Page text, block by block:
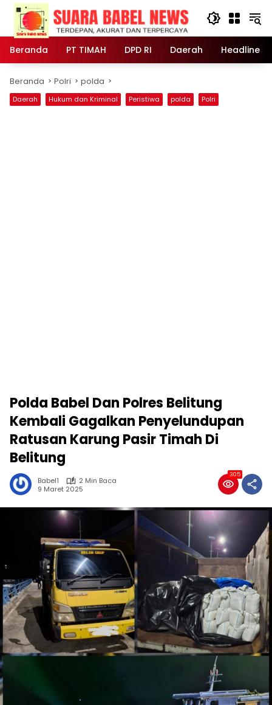
Langsung
konten
Beranda
PT TIMAH DPD RI Daerah Headline
Beranda Polri polda
Daerah Hukum dan Kriminal Peristiwa polda Polri
Polda Babel Dan Polres Belitung
Kembali Gagalkan Penyelundupan
Ratusan Karung Pasir Timah Di
Belitung
Babel1
2 Min Baca
9 Maret 2025
305